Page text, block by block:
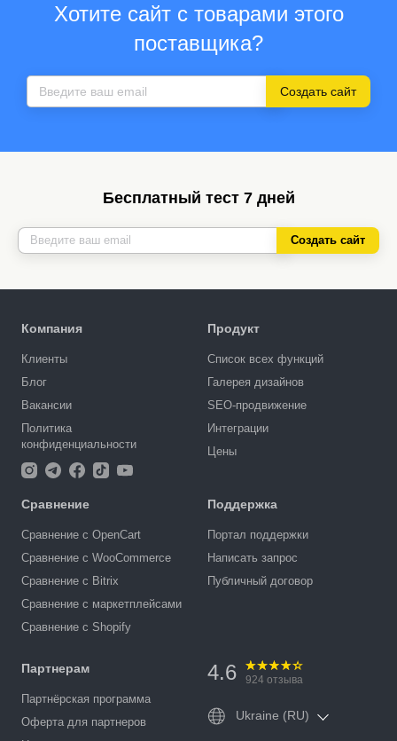
Хотите сайт с товарами этого
поставщика?
Создать сайт
Бесплатный тест 7 дней
Создать сайт
Компания
Клиенты
Блог
Вакансии
Политика
конфиденциальности
Продукт
Список всех функций
Галерея дизайнов
SEO-продвижение
Интеграции
Цены
Сравнение
Сравнение с OpenCart
Сравнение с WooCommerce
Сравнение с Bitrix
Сравнение с маркетплейсами
Сравнение с Shopify
Поддержка
Портал поддержки
Написать запрос
Публичный договор
Партнерам
Партнёрская программа
Оферта для партнеров
4.6 924 отзыва
Ukraine (RU)